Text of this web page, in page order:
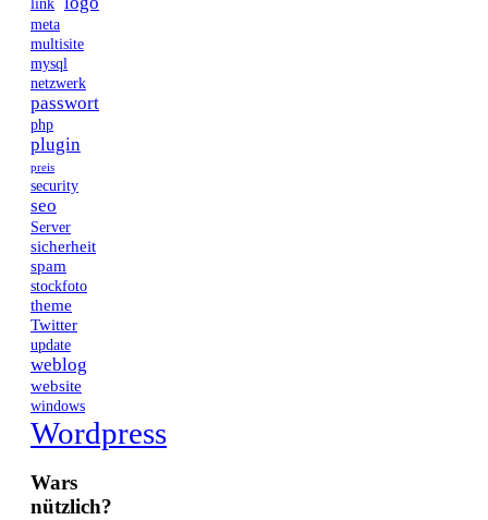
link
meta
multisite
mysql
netzwerk
passwort
php
plugin
preis
security
seo
Server
sicherheit
spam
stockfoto
theme
Twitter
update
weblog
website
windows
Wordpress
Wars
nützlich?